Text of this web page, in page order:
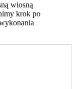
wiosną
krok po